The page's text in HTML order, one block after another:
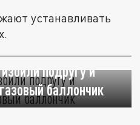
устанавливать
подругу и
баллончик